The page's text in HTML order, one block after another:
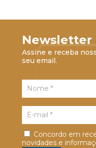
Newsletter
Assine e receba
seu email.
Concordo em
novidades e